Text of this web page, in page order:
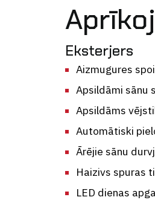
Eksterjers
Aizmugures
Apsildāmi sānu
Apsildāms
Automātiski
Ārējie sānu
Haizivs spuras
LED dienas